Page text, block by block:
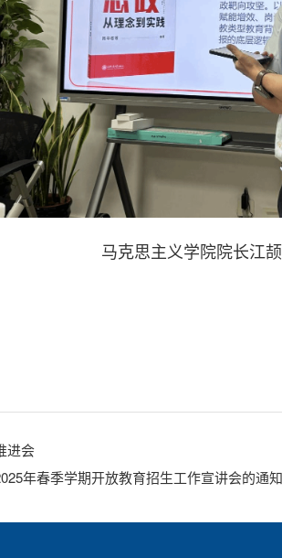
马克思主义学院院长江
进会
年春季学期开放教育招生工作宣讲会的通知